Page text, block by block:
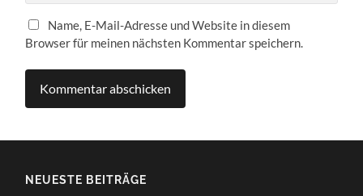
Name, E-Mail-Adresse und Website in diesem
Browser für meinen nächsten Kommentar speichern.
NEUESTE BEITRÄGE